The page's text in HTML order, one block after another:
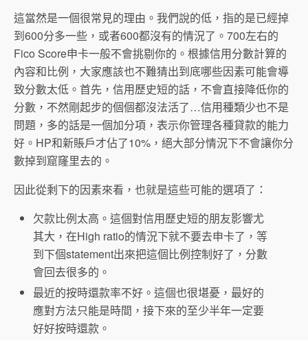
這當然是一個很常見的理由。我們說的低，指的是已經掉
到600分多一些，或者600都沒有的情況了。700左右的
Fico Score申卡一般不會挑剔你的。根據信用分數計算的
內容和比例，大家應該也不難猜出到底哪些因素可能會導
致分數太低。首先，信用歷史短的話，不會直接降低你的
分數，不然剛起步的個個都沒法活了…信用種類少也不是
問題，多的話是一個加分項，表示你管理各種貸款的能力
好。HP和新賬戶才佔了10%，絕大部分情況下不會讓你分
數掉到窟窿里去的。
因此從剩下的因素來看，也就是這些可能的選項了：
欠款比例太高。這個對信用歷史短的朋友影響尤
其大，在High ratio的情況下就不要去申卡了，等
到下個statement出來把這個比例控制好了，分數
會回去很多的。
最近的按時還款率不好。這個也很堪憂，最好的
應對方法只能是時間，接下來的至少半年一定要
好好按時還款。